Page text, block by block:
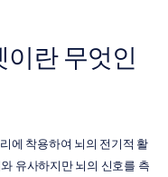
이란 무엇인
에 착용하여 뇌의 전기적 활
유사하지만 뇌의 신호를 측